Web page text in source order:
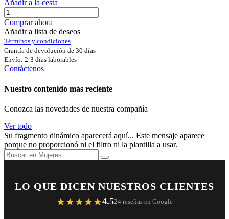
Añadir a la cesta
Comprar ahora
Añadir a lista de deseos
Términos y condiciones
Grantía de devolución de 30 días
Envío: 2-3 días laborables
Contáctenos
Nuestro contenido más reciente
Conozca las novedades de nuestra compañía
Ver todo
Su fragmento dinámico aparecerá aquí... Este mensaje aparece
porque no proporcionó ni el filtro ni la plantilla a usar.
LO QUE DICEN NUESTROS CLIENTES
★★★★★4.524 reseñas en Google